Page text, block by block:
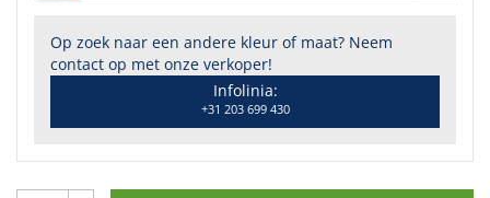
Op zoek naar een andere kleur of maat? Neem
contact op met onze verkoper!
Infolinia:
+31 203 699 430